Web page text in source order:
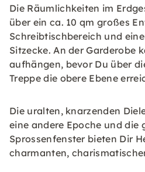
Die Räumlichkeiten im
über ein ca. 10 qm großes
Schreibtischbereich und
Sitzecke. An der Garderobe
aufhängen, bevor Du über
Treppe die obere Ebene
Die uralten, knarzenden
eine andere Epoche und die
Sprossenfenster bieten Dir
charmanten,